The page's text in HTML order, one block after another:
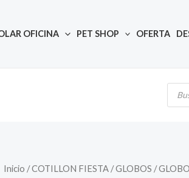
OFICINA PET SHOP OFERTA
Búsqueda
Inicio /COTILLON FIESTA /GLOBOS /
Quantity